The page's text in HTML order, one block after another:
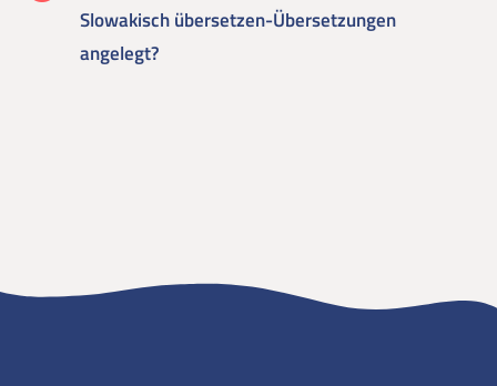
Slowakisch übersetzen-Übersetzungen
angelegt?